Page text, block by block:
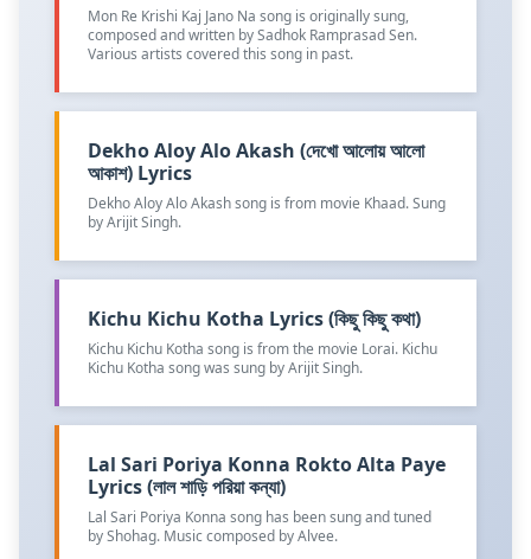
Mon Re Krishi Kaj Jano Na song is originally sung,
composed and written by Sadhok Ramprasad Sen.
Various artists covered this song in past.
Dekho Aloy Alo Akash (দেখো আলোয় আলো
আকাশ) Lyrics
Dekho Aloy Alo Akash song is from movie Khaad. Sung
by Arijit Singh.
Kichu Kichu Kotha Lyrics (কিছু কিছু কথা)
Kichu Kichu Kotha song is from the movie Lorai. Kichu
Kichu Kotha song was sung by Arijit Singh.
Lal Sari Poriya Konna Rokto Alta Paye
Lyrics (লাল শাড়ি পরিয়া কন্যা)
Lal Sari Poriya Konna song has been sung and tuned
by Shohag. Music composed by Alvee.